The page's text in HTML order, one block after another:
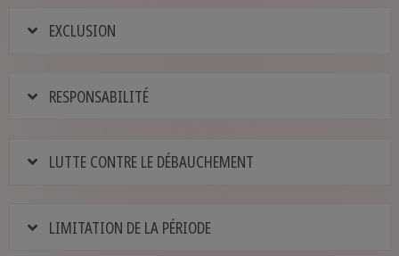
EXCLUSION
RESPONSABILITÉ
LUTTE CONTRE LE DÉBAUCHEMENT
LIMITATION DE LA PÉRIODE